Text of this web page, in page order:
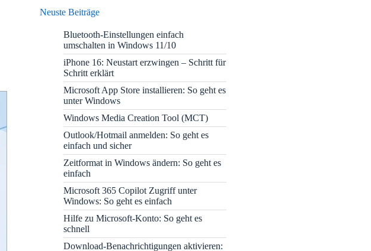
Neuste Beiträge
Bluetooth-Einstellungen einfach
umschalten in Windows 11/10
iPhone 16: Neustart erzwingen – Schritt für
Schritt erklärt
Microsoft App Store installieren: So geht es
unter Windows
Windows Media Creation Tool (MCT)
Outlook/Hotmail anmelden: So geht es
einfach und sicher
Zeitformat in Windows ändern: So geht es
einfach
Microsoft 365 Copilot Zugriff unter
Windows: So geht es einfach
Hilfe zu Microsoft-Konto: So geht es
schnell
Download-Benachrichtigungen aktivieren: